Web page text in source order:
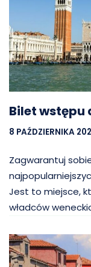
Bilet wstępu
8 PAŹDZIERNIKA
Zagwarantuj
Jest to miejsce,
władców